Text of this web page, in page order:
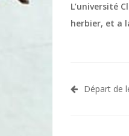
L’université
herbier, et a
Départ de